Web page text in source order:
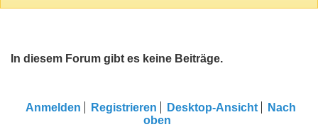
In diesem Forum gibt es keine Beiträge.
Anmelden Registrieren Desktop-Ansicht
Nach
oben